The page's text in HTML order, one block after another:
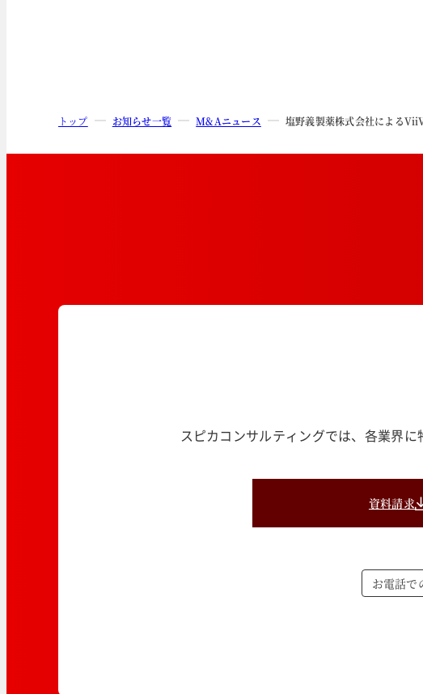
トップ お知らせ一覧 M&Aニュース 塩野義製薬株式会社による
スピカコンサルティングでは、各業界
資料請求
お電話で